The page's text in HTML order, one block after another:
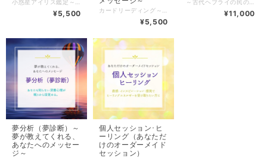
¥5,500
¥5,500
¥11,000
夢分析（夢診断）～
夢が教えてくれる、
あなたへのメッセー
ジ～
個人セッション･ヒ
ーリング（あなただ
けのオーダーメイド
セッション）